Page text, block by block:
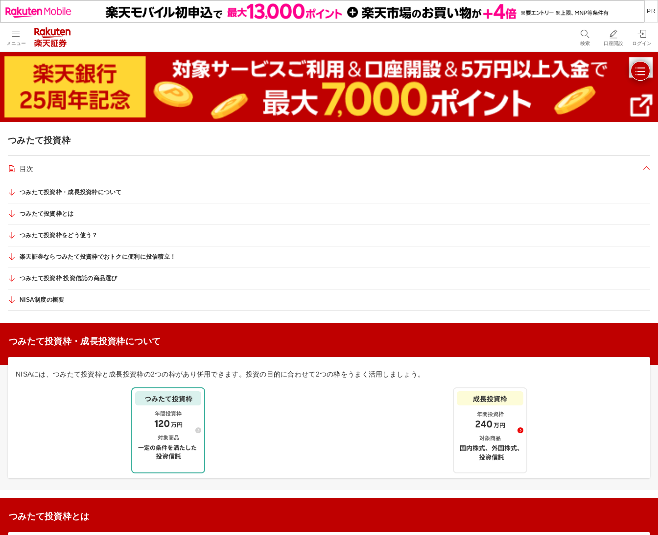
メニュー 検索 口座開設 ログイン
つみたて投資枠
目次
つみたて投資枠・成長投資枠について
つみたて投資枠とは
つみたて投資枠をどう使う？
楽天証券ならつみたて投資枠でおトクに便利に投信積立！
つみたて投資枠 投資信託の商品選び
NISA制度の概要
つみたて投資枠・成長投資枠について
NISAには、つみたて投資枠と成長投資枠の2つの枠があり併用できます。投資の目的に合わせて2つの枠をうまく活用しましょう。
つみたて投資枠とは